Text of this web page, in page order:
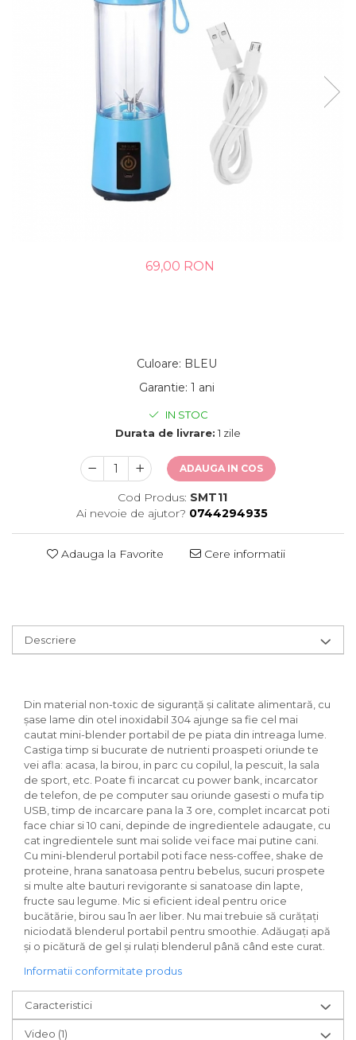
69,00 RON
Culoare: BLEU
Garantie: 1 ani
IN STOC
Durata de livrare: 1 zile
ADAUGA IN COS
Cod Produs: SMT11
Ai nevoie de ajutor? 0744294935
Adauga la Favorite Cere informatii
Descriere
Din material non-toxic de siguranță și calitate alimentară, cu
șase lame din otel inoxidabil 304 ajunge sa fie cel mai
cautat mini-blender portabil de pe piata din intreaga lume.
Castiga timp si bucurate de nutrienti proaspeti oriunde te
vei afla: acasa, la birou, in parc cu copilul, la pescuit, la sala
de sport, etc. Poate fi incarcat cu power bank, incarcator
de telefon, de pe computer sau oriunde gasesti o mufa tip
USB, timp de incarcare pana la 3 ore, complet incarcat poti
face chiar si 10 cani, depinde de ingredientele adaugate, cu
cat ingredientele sunt mai solide vei face mai putine cani.
Cu mini-blenderul portabil poti face ness-coffee, shake de
proteine, hrana sanatoasa pentru bebelus, sucuri prospete
si multe alte bauturi revigorante si sanatoase din lapte,
fructe sau legume. Mic si eficient ideal pentru orice
bucătărie, birou sau în aer liber. Nu mai trebuie să curățați
niciodată blenderul portabil pentru smoothie. Adăugați apă
și o picătură de gel și rulați blenderul până când este curat.
Informatii conformitate produs
Caracteristici
Video (1)